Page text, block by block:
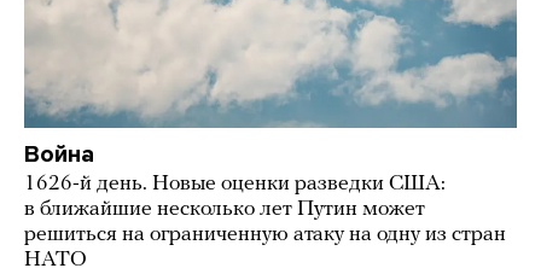
Война
1626-й день. Новые оценки разведки США:
в ближайшие несколько лет Путин может
решиться на ограниченную атаку на одну из стран
НАТО